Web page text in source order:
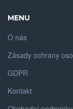
MENU
O nás
Zásady ochrany
GDPR
Kontakt